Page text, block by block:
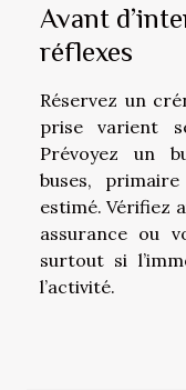
Avant
réflexes
Réservez un
prise varient
Prévoyez un
buses,
estimé. Vérifiez
assurance ou
surtout si
l’activité.